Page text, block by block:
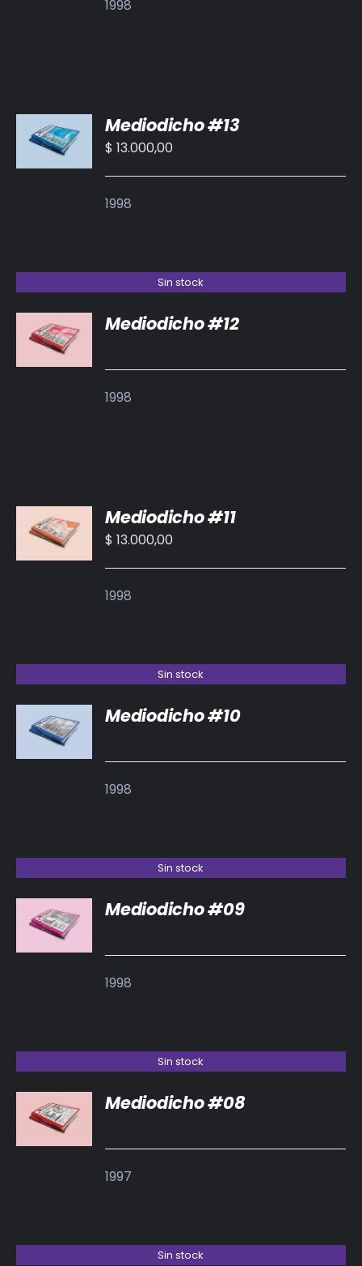
1998
AL
CARRITO
/
Mediodicho #13
$ 13.000,00
1998
Sin stock
DETALLES
Mediodicho #12
1998
AL
CARRITO
/
Mediodicho #11
$ 13.000,00
1998
Sin stock
DETALLES
Mediodicho #10
1998
Sin stock
DETALLES
Mediodicho #09
1998
Sin stock
DETALLES
Mediodicho #08
1997
Sin stock